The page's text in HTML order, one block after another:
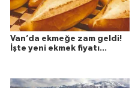
Van’da ekmeğe zam geldi!
İşte yeni ekmek fiyatı...